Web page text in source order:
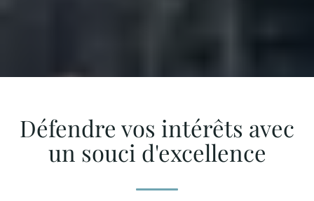
Défendre vos intérêts avec
un souci d'excellence